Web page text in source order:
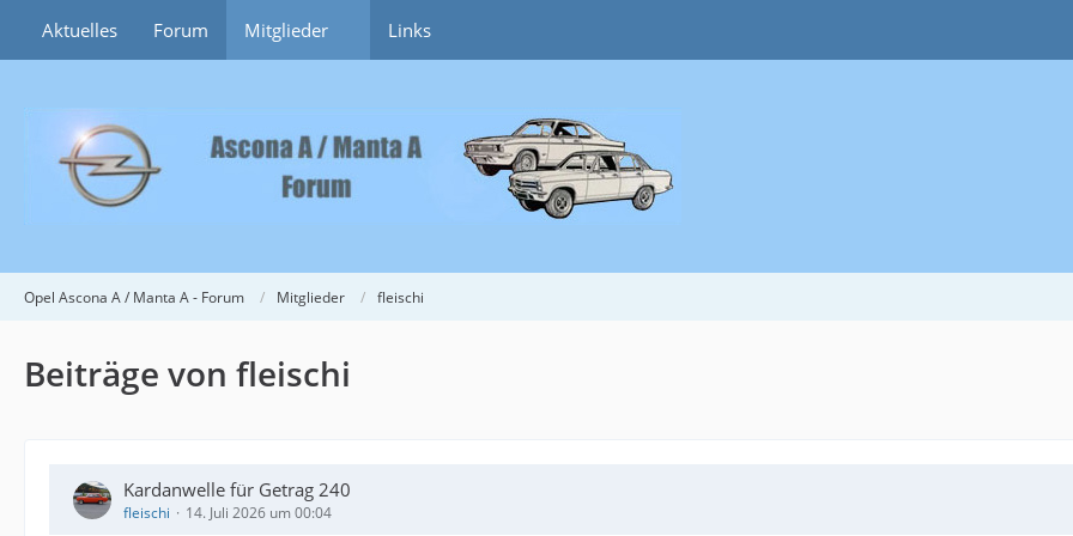
Aktuelles Forum Mitglieder Links
Opel Ascona A / Manta A - Forum Mitglieder fleischi
Beiträge von fleischi
Kardanwelle für Getrag 240
fleischi 14. Juli 2026 um 00:04